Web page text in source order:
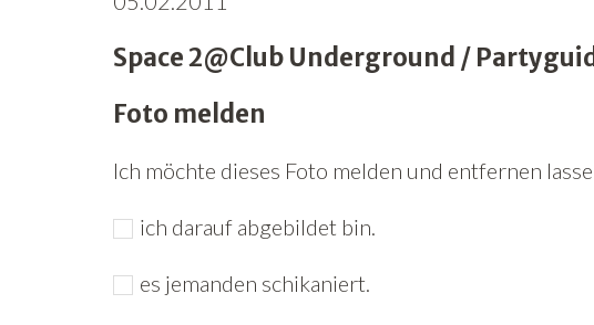
Space 2@Club Underground /
Foto melden
Ich möchte dieses Foto melden und entfernen
ich darauf abgebildet bin.
es jemanden schikaniert.